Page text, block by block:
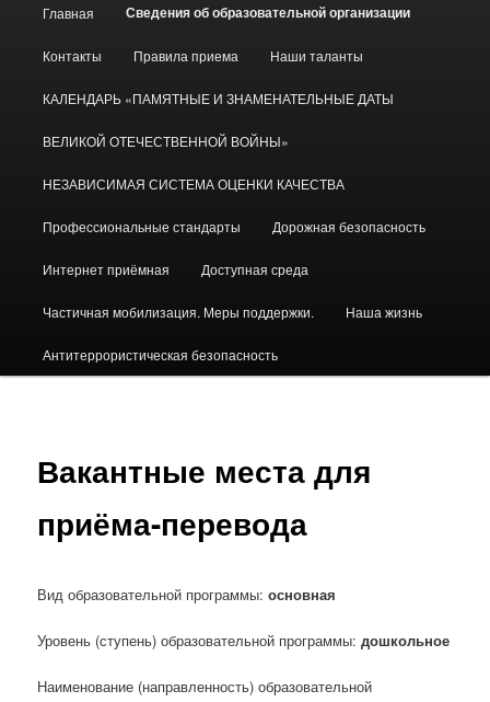
Главная Сведения об образовательной организации
Контакты Правила приема Наши таланты
КАЛЕНДАРЬ «ПАМЯТНЫЕ И ЗНАМЕНАТЕЛЬНЫЕ ДАТЫ
ВЕЛИКОЙ ОТЕЧЕСТВЕННОЙ ВОЙНЫ»
НЕЗАВИСИМАЯ СИСТЕМА ОЦЕНКИ КАЧЕСТВА
Профессиональные стандарты Дорожная безопасность
Интернет приёмная Доступная среда
Частичная мобилизация. Меры поддержки. Наша жизнь
Антитеррористическая безопасность
Вакантные места для
приёма-перевода
Вид образовательной программы:основная
Уровень (ступень) образовательной программы:дошкольное
Наименование (направленность) образовательной